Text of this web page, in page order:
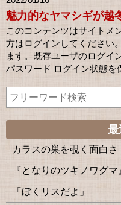
魅力的なヤマシギが越
このコンテンツはサイトメ
方はログインしてください
ます。既存ユーザのログイ
パスワード ログイン状態
最
カラスの巣を覗く面白さ
『となりのツキノワグマ
「ぼくリスだよ」